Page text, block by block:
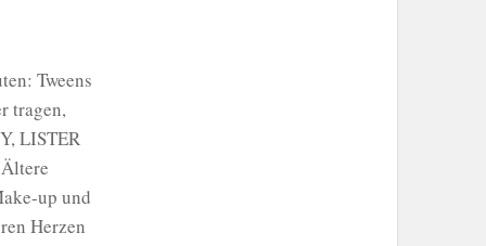
Tweens
tragen,
LISTER
up und
Herzen